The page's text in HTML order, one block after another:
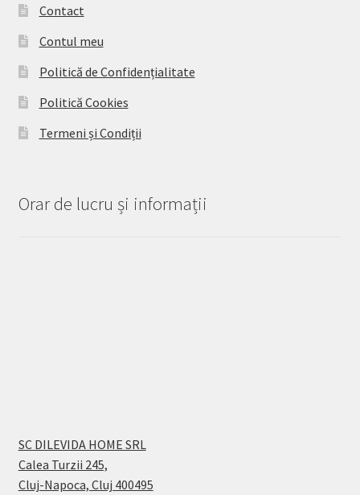
Contact
Contul meu
Politică de Confidențialitate
Politică Cookies
Termeni și Condiții
Orar de lucru și informații
SC DILEVIDA HOME SRL
Calea Turzii 245,
Cluj-Napoca, Cluj 400495